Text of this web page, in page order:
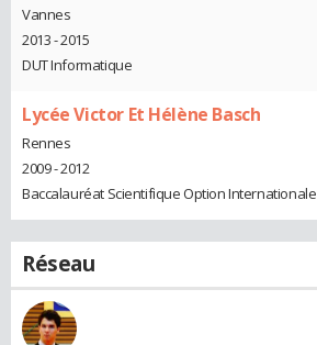
Vannes
2013 - 2015
DUT Informatique
Lycée Victor Et Hélène Basch
Rennes
2009 - 2012
Baccalauréat Scientifique Option Internationale
Réseau